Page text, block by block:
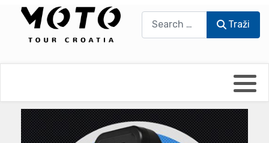
Traži
UmPaDrum
Damir Žerić - ELPASSO